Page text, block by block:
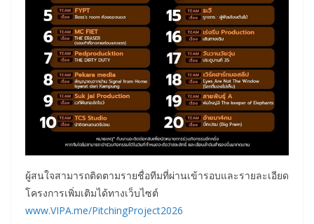
ผู้สนใจสามารถติดตามรายชื่อทีมที่ผ่านเข้ารอบและรายละเอียด
โครงการเพิ่มเติมได้ทางเว็บไซต์
www.VIPA.me/PitchingProject2026